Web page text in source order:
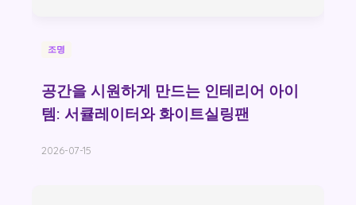
조명
공간을 시원하게 만드는 인테리어 아이
템: 서큘레이터와 화이트실링팬
2026-07-15